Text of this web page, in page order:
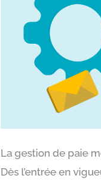
La gestion de paie
Dès l’entrée en